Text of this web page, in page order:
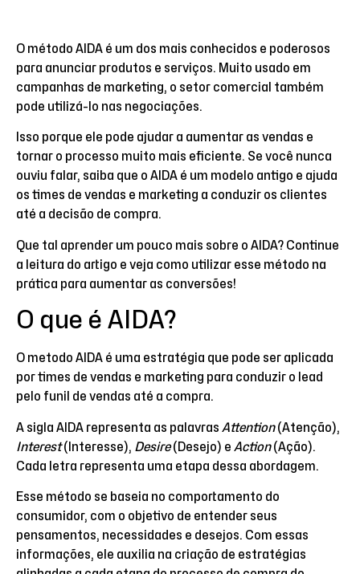
O método AIDA é um dos mais conhecidos e poderosos
para anunciar produtos e serviços. Muito usado em
campanhas de marketing, o setor comercial também
pode utilizá-lo nas negociações.
Isso porque ele pode ajudar a aumentar as vendas e
tornar o processo muito mais eficiente. Se você nunca
ouviu falar, saiba que o AIDA é um modelo antigo e ajuda
os times de vendas e marketing a conduzir os clientes
até a decisão de compra.
Que tal aprender um pouco mais sobre o AIDA? Continue
a leitura do artigo e veja como utilizar esse método na
prática para aumentar as conversões!
O que é AIDA?
O metodo AIDA é uma estratégia que pode ser aplicada
por times de vendas e marketing para conduzir o lead
pelo funil de vendas até a compra.
A sigla AIDA representa as palavras Attention(Atenção),
Interest(Interesse), Desire(Desejo) e Action(Ação).
Cada letra representa uma etapa dessa abordagem.
Esse método se baseia no comportamento do
consumidor, com o objetivo de entender seus
pensamentos, necessidades e desejos. Com essas
informações, ele auxilia na criação de estratégias